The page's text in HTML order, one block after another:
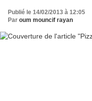
Publié le 14/02/2013 à 12:05
Par oum mouncif rayan